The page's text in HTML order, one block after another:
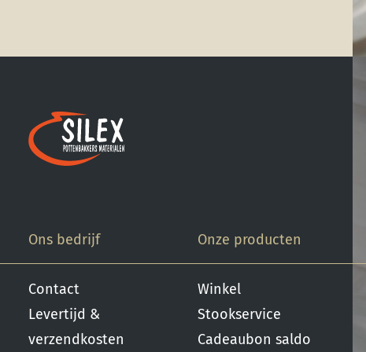
Ons bedrijf
Contact
Levertijd &
verzendkosten
Onze producten
Winkel
Stookservice
Cadeaubon saldo